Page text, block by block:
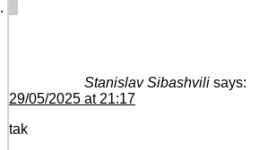
Stanislav Sibashvili says:
29/05/2025 at 21:17
tak